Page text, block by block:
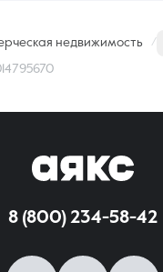
недвижимость
8 (800) 234-58-42